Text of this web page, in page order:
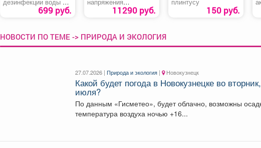
бассейнах
ЛОНГАФОР699 руб. однофазный «Ресанта
АСН 5000/1-Ц»11290 руб. 150 руб.
НОВОСТИ ПО ТЕМЕ -> ПРИРОДА И ЭКОЛОГИЯ
27.07.2026 |Природа и экология | Новокузнецк
Какой будет погода в Новокузнецке во
июля?
По данным «Гисметео», будет облачно, возможны осадки,
температура воздуха ночью +16...